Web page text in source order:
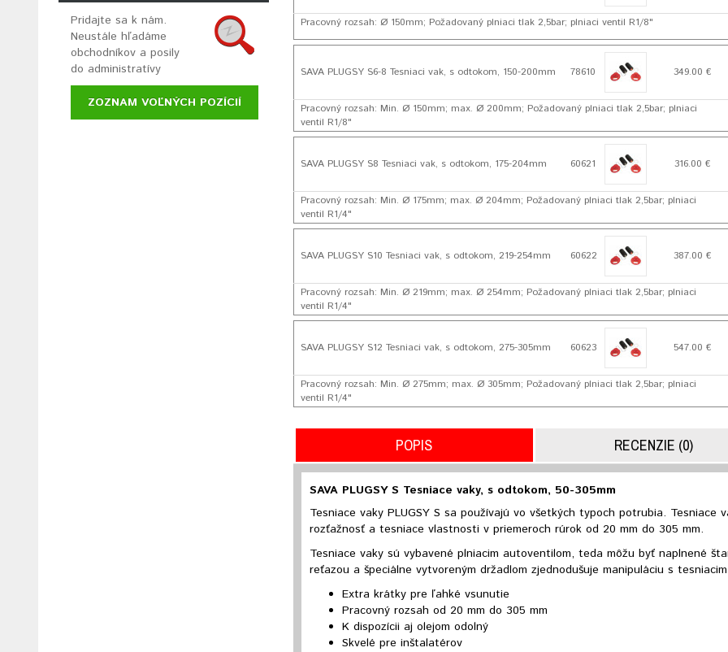
Pridajte sa k nám.
Neustále hľadáme
obchodníkov a posily
do administratívy
ZOZNAM VOĽNÝCH POZÍCIÍ
Pracovný rozsah: Ø 150mm; Požadovaný plniaci tlak 2,5bar; plniaci ventil R1/8"
SAVA PLUGSY S6-8 Tesniaci vak, s odtokom, 150-200mm 78610 349.00 €
Pracovný rozsah: Min. Ø 150mm; max. Ø 200mm; Požadovaný plniaci tlak 2,5bar; plniaci
ventil R1/8"
SAVA PLUGSY S8 Tesniaci vak, s odtokom, 175-204mm 60621 316.00 €
Pracovný rozsah: Min. Ø 175mm; max. Ø 204mm; Požadovaný plniaci tlak 2,5bar; plniaci
ventil R1/4"
SAVA PLUGSY S10 Tesniaci vak, s odtokom, 219-254mm 60622 387.00 €
Pracovný rozsah: Min. Ø 219mm; max. Ø 254mm; Požadovaný plniaci tlak 2,5bar; plniaci
ventil R1/4"
SAVA PLUGSY S12 Tesniaci vak, s odtokom, 275-305mm 60623 547.00 €
Pracovný rozsah: Min. Ø 275mm; max. Ø 305mm; Požadovaný plniaci tlak 2,5bar; plniaci
ventil R1/4"
POPIS RECENZIE (0)
SAVA PLUGSY S Tesniace vaky, s odtokom, 50-305mm
Tesniace vaky PLUGSY S sa používajú vo všetkých typoch potrubia.
rozťažnosť a tesniace vlastnosti v priemeroch rúrok od 20 mm do 305 mm.
Tesniace vaky sú vybavené plniacim autoventilom, teda môžu byť naplnené
reťazou a špeciálne vytvoreným držadlom zjednodušuje manipuláciu s
Extra krátky pre ľahké vsunutie
Pracovný rozsah od 20 mm do 305 mm
K dispozícii aj olejom odolný
Skvelé pre inštalatérov